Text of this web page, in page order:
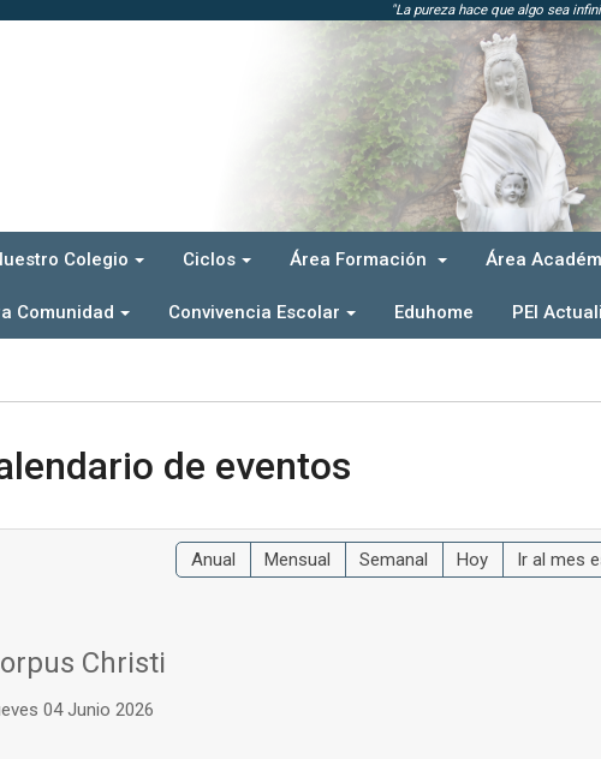
"La pureza hace que algo sea
Colegio Ciclos Área Formación Área
Comunidad Convivencia Escolar Eduhome PEI
de eventos
Anual Mensual Semanal Hoy Ir al mes
Christi
04 Junio 2026